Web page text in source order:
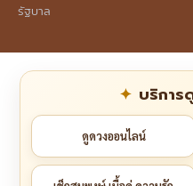
รัฐบาล
บริการ
ดูดวงออนไลน์